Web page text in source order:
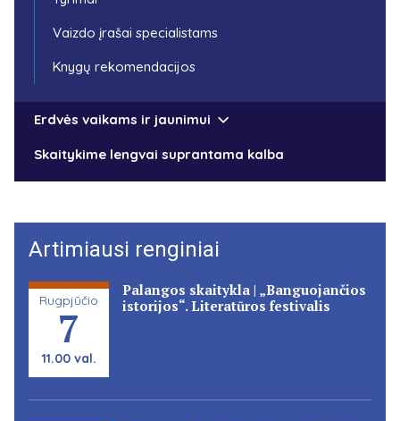
Vaizdo įrašai specialistams
Knygų rekomendacijos
Erdvės vaikams ir jaunimui
Skaitykime lengvai suprantama kalba
Artimiausi renginiai
Rugpjūčio
7
11.00 val.
Palangos skaitykla | „Banguojančios
istorijos“. Literatūros festivalis